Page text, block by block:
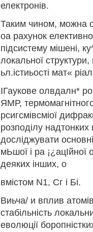
електронів.
Таким чином, можна
оа рахунок
підсистему мішені,
локальної
ьл.істиьості мат«
ІГаукове олвдалн*
ЯМР, термомагнітного
рсигсмівсміої
розподілу
досліджувати
мЬшої і ра
деяких інших, о
вмістом N1, Сг і Бі.
Виьча/ и вплив
стабільність
еволюції